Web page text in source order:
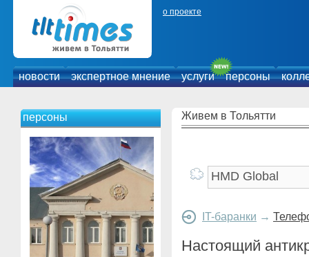
о проекте
новости экспертное мнение услуги персоны
персоны Живем в Тольятти
IT-баранки →
Настоящий